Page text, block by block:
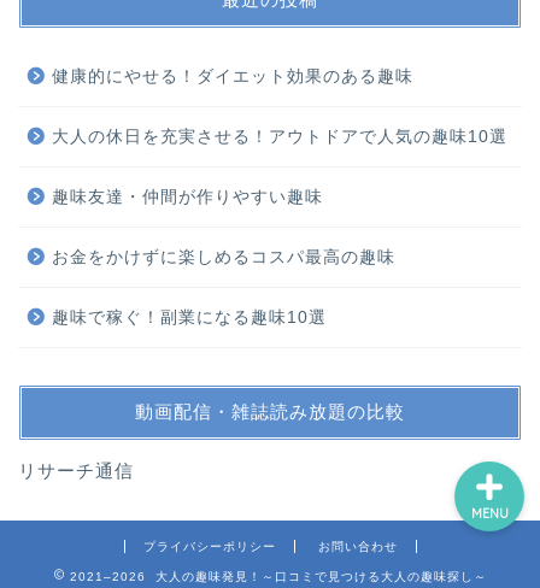
健康的にやせる！ダイエット効果のある趣味
大人の休日を充実させる！アウトドアで人気の趣味10選
趣味友達・仲間が作りやすい趣味
お金をかけずに楽しめるコスパ最高の趣味
趣味で稼ぐ！副業になる趣味10選
動画配信・雑誌読み放題の比較
リサーチ通信
プライバシーポリシー お問い合わせ
2021–2026 大人の趣味発見！～口コミで見つける大人の趣味探し～
MENU
ホーム